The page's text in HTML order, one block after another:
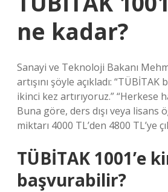
ne kadar?
Sanayi ve Teknoloji Bakanı
artışını şöyle açıkladı: “TÜBİTAK
ikinci kez artırıyoruz.” “Herkese
Buna göre, ders dışı veya lisans
miktarı 4000 TL’den 4800 TL’ye
TÜBİTAK 1001’e
başvurabilir?